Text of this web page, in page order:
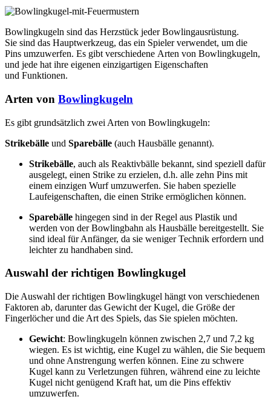
Bowlingkugeln sind das Herzstück jederBowlingausrüstung.
Sie sind das Hauptwerkzeug, das ein Spieler verwendet, um die
Pins umzuwerfen. Es gibt verschiedene Arten von Bowlingkugeln,
und jede hat ihre eigenen einzigartigen Eigenschaften
und Funktionen.
Arten von Bowlingkugeln
Es gibt grundsätzlich zwei Arten von Bowlingkugeln:
Strikebälle und Sparebälle (auch Hausbälle genannt).
Strikebälle, auch als Reaktivbälle bekannt, sind speziell dafür
ausgelegt, einen Strike zu erzielen, d.h. alle zehn Pins mit
einem einzigen Wurf umzuwerfen. Sie haben spezielle
Laufeigenschaften, die einen Strike ermöglichen können.
Sparebälle hingegen sind in der Regel aus Plastik und
werden von der Bowlingbahn als Hausbälle bereitgestellt. Sie
sind ideal für Anfänger, da sie weniger Technik erfordern und
leichter zu handhaben sind.
Auswahl der richtigen Bowlingkugel
Die Auswahl der richtigen Bowlingkugel hängt von verschiedenen
Faktoren ab, darunter das Gewicht der Kugel, die Größe der
Fingerlöcher und die Art des Spiels, das Sie spielen möchten.
Gewicht: Bowlingkugeln können zwischen 2,7 und 7,2 kg
wiegen. Es ist wichtig, eine Kugel zu wählen, die Sie bequem
und ohne Anstrengung werfen können. Eine zu schwere
Kugel kann zu Verletzungen führen, während eine zu leichte
Kugel nicht genügend Kraft hat, um die Pins effektiv
umzuwerfen.